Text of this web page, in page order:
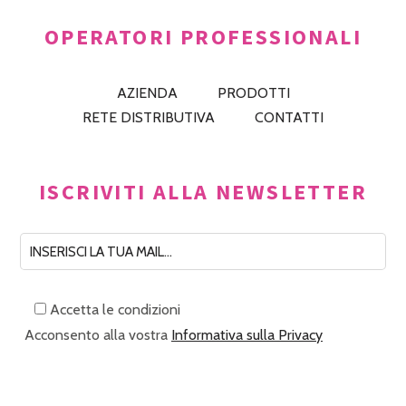
OPERATORI PROFESSIONALI
AZIENDA
PRODOTTI
RETE DISTRIBUTIVA
CONTATTI
ISCRIVITI ALLA NEWSLETTER
Accetta le condizioni
Acconsento alla vostra Informativa sulla Privacy